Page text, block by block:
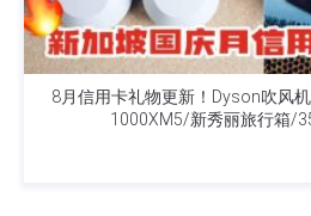
8月信用卡礼物更新！Dyson吹风
1000XM5/新秀丽旅行箱/